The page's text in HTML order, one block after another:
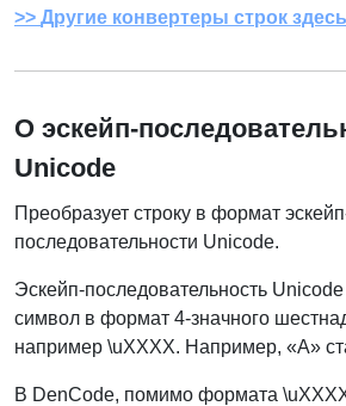
Другие конвертеры строк здесь
О эскейп-
Unicode
Преобразует строку в формат
последовательности Unicode.
Эскейп-последовательность
символ в формат 4-значного
например \uXXXX. Например, «A»
В DenCode, помимо формата